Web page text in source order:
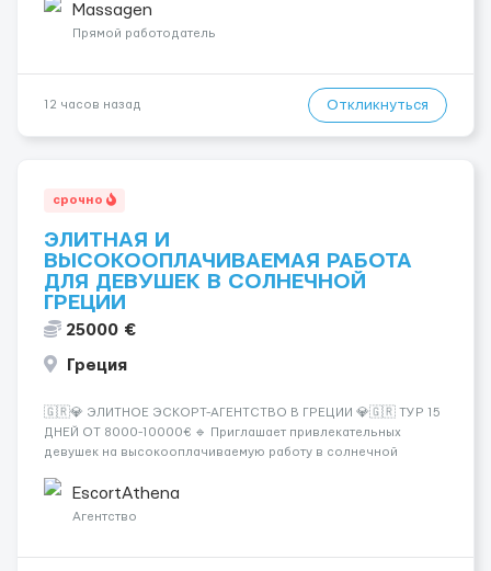
заработная плата 💚Мы гарантируем Наличие работы. Поток 💝
incall / Out...
Massagen
Прямой работодатель
12 часов назад Откликнуться
срочно
ЭЛИТНАЯ И
ВЫСОКООПЛАЧИВАЕМАЯ РАБОТА
ДЛЯ ДЕВУШЕК В СОЛНЕЧНОЙ
ГРЕЦИИ
25000 €
Греция
🇬🇷💎 ЭЛИТНОЕ ЭСКОРТ-АГЕНТСТВО В ГРЕЦИИ 💎🇬🇷 ТУР 15
ДНЕЙ ОТ 8000-10000€ 🔹 Приглашает привлекательных
девушек на высокооплачиваемую работу в солнечной
хорошие деньги 💶 — это предложение для тебя! 🔹
Требования: ✔️ Возраст от ...
EscortAthena
Агентство